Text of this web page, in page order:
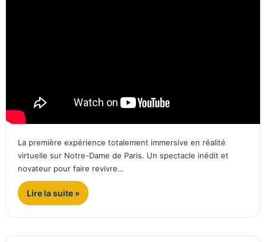
La première expérience totalement immersive en réalité
virtuelle sur Notre-Dame de Paris. Un spectacle inédit et
novateur pour faire revivre…
Lire la suite »